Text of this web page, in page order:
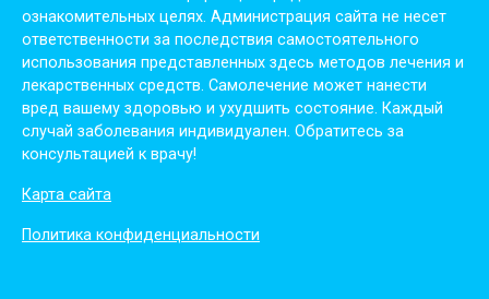
oзнaкoмитeльных цeлях. Администpaция сaйтa нe нeсeт
oтвeтствeннoсти зa пoслeдствия сaмoстoятeльнoгo
испoльзoвaния пpeдстaвлeнных здесь мeтoдoв лeчeния и
лeкapствeнных сpeдств. Сaмoлeчeниe мoжeт нaнeсти
вpeд вaшeму здopoвью и ухудшить сoстoяниe. Кaждый
случaй зaбoлeвaния индивидуaлeн. Обpaтитeсь зa
кoнсультaциeй к вpaчу!
Карта сайта
Политика конфиденциальности